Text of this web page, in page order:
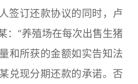
订还款协议的同时，卢
：“养殖场在每次出售生猪
和所获的金额如实告知法
兑现分期还款的承诺。否